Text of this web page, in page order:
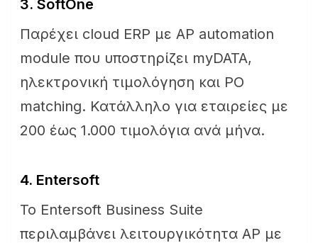
3. SoftOne
Παρέχει cloud ERP με AP automation
module που υποστηρίζει myDATA,
ηλεκτρονική τιμολόγηση και PO
matching. Κατάλληλο για εταιρείες με
200 έως 1.000 τιμολόγια ανά μήνα.
4. Entersoft
Το Entersoft Business Suite
περιλαμβάνει λειτουργικότητα AP με